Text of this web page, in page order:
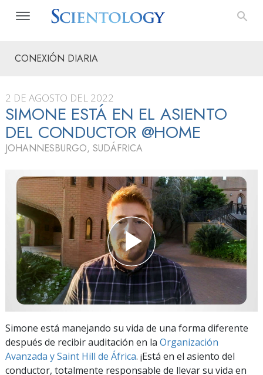
CONEXIÓN DIARIA
2 DE AGOSTO DEL 2022
SIMONE ESTÁ EN EL ASIENTO
DEL CONDUCTOR @HOME
JOHANNESBURGO, SUDÁFRICA
Simone está manejando su vida de una forma diferente
después de recibir auditación en la Organización
Avanzada y Saint Hill de África. ¡Está en el asiento del
conductor, totalmente responsable de llevar su vida en